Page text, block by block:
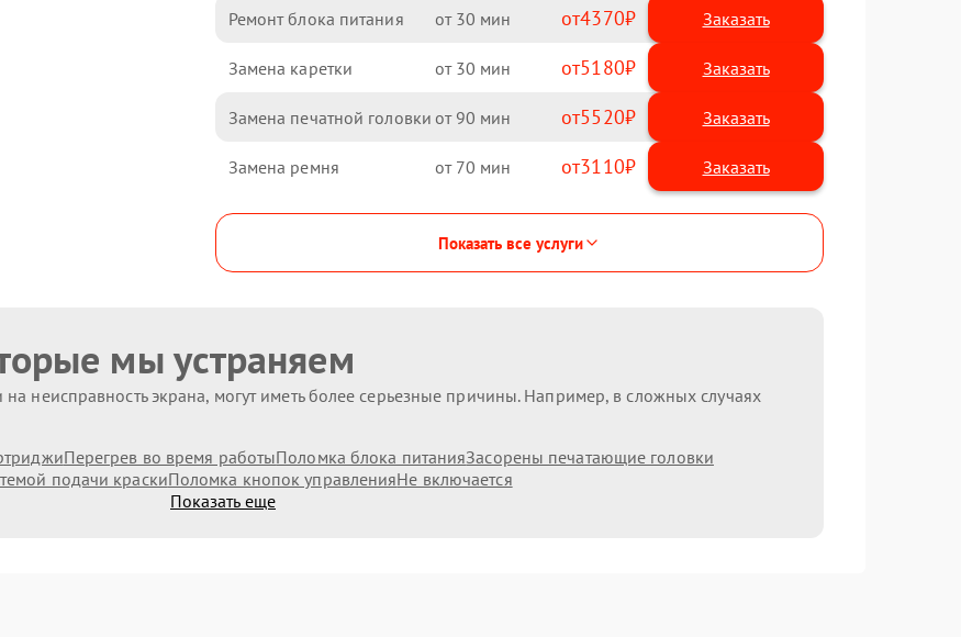
Ремонт блока питания 30 4370
Замена каретки 30 5180
Замена печатной головки 90 5520
Замена ремня 70 3110
Показать все услуги
мы устраняем
неисправность экрана, могут иметь более серьезные причины. Например, в сложных случаях
Перегрев во время работыПоломка блока питанияЗасорены печатающие головки
подачи краскиПоломка кнопок управленияНе включается
Показать еще